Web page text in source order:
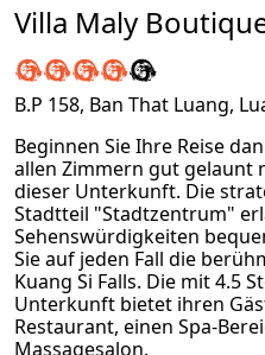
Villa Maly
B.P 158, Ban That Luang,
Beginnen Sie Ihre Reise
allen Zimmern gut gelaunt
dieser Unterkunft. Die
Stadtteil "Stadtzentrum"
Sehenswürdigkeiten
Sie auf jeden Fall die
Kuang Si Falls. Die mit 4.5
Unterkunft bietet ihren
Restaurant, einen Spa-
Massagesalon.